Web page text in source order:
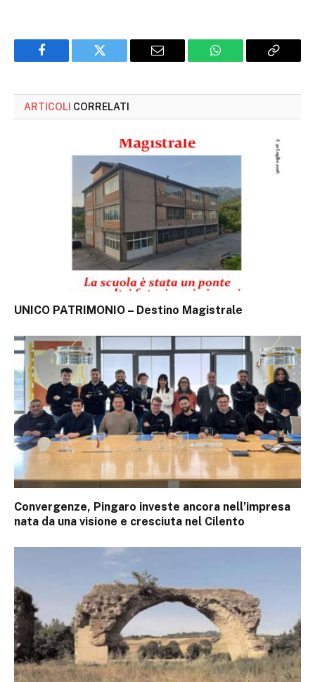
Facebook Twitter Email WhatsApp Copy
ARTICOLI CORRELATI
UNICO PATRIMONIO – Destino Magistrale
Convergenze, Pingaro investe ancora nell’impresa
nata da una visione e cresciuta nel Cilento